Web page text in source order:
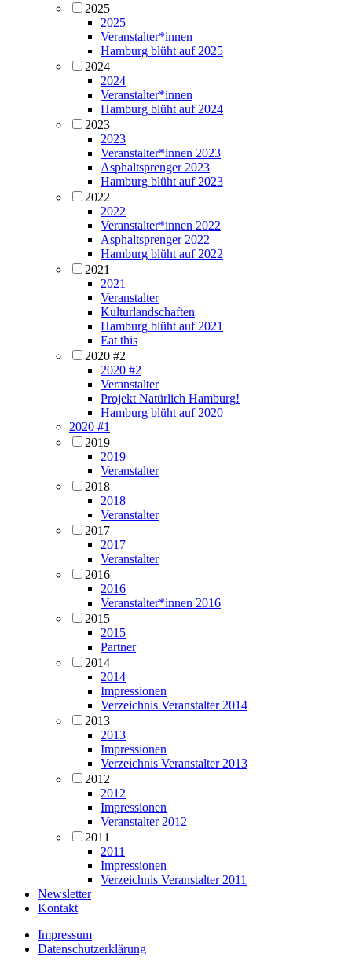
2025
2025
Veranstalter*innen
Hamburg blüht auf 2025
2024
2024
Veranstalter*innen
Hamburg blüht auf 2024
2023
2023
Veranstalter*innen 2023
Asphaltsprenger 2023
Hamburg blüht auf 2023
2022
2022
Veranstalter*innen 2022
Asphaltsprenger 2022
Hamburg blüht auf 2022
2021
2021
Veranstalter
Kulturlandschaften
Hamburg blüht auf 2021
Eat this
2020 #2
2020 #2
Veranstalter
Projekt Natürlich Hamburg!
Hamburg blüht auf 2020
2020 #1
2019
2019
Veranstalter
2018
2018
Veranstalter
2017
2017
Veranstalter
2016
2016
Veranstalter*innen 2016
2015
2015
Partner
2014
2014
Impressionen
Verzeichnis Veranstalter 2014
2013
2013
Impressionen
Verzeichnis Veranstalter 2013
2012
2012
Impressionen
Veranstalter 2012
2011
2011
Impressionen
Verzeichnis Veranstalter 2011
Newsletter
Kontakt
Impressum
Datenschutzerklärung